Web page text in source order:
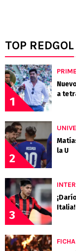
TOP REDGOL
1
a
2
la U
3
Italia!